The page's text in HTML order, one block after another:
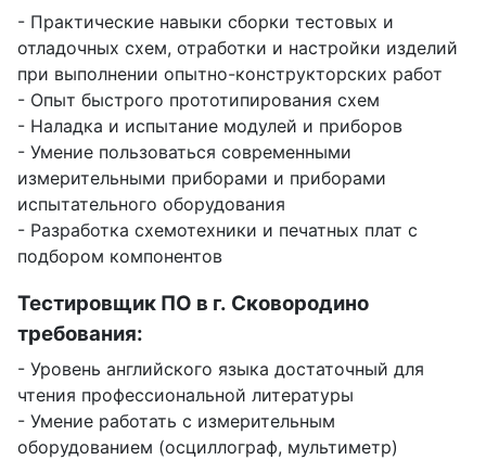
- Практические навыки сборки тестовых и
отладочных схем, отработки и настройки изделий
при выполнении опытно-конструкторских работ
- Опыт быстрого прототипирования схем
- Наладка и испытание модулей и приборов
- Умение пользоваться современными
измерительными приборами и приборами
испытательного оборудования
- Разработка схемотехники и печатных плат с
подбором компонентов
Тестировщик ПО в г. Сковородино
требования:
- Уровень английского языка достаточный для
чтения профессиональной литературы
- Умение работать с измерительным
оборудованием (осциллограф, мультиметр)